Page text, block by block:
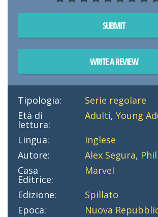
SUBMIT
WRITE A REVIEW
Tipologia:
Serie regolare
Età di
lettura:
Adulti,Young
Lingua:
Inglese
Autore:
Alex Segura,
Casa
Editrice:
Marvel
Edizione:
Spillato
Epoca:
Nuova